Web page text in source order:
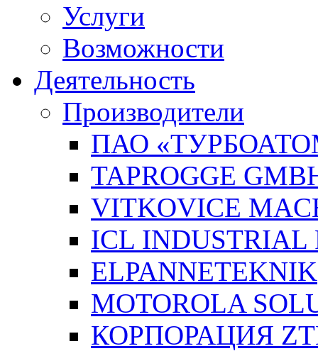
Услуги
Возможности
Деятельность
Производители
ПАО
TAPROGGE
VITKOVICE
ICL INDUSTRIAL
ELPANNETEKNIK
MOTOROLA
КОРПОРАЦИЯ